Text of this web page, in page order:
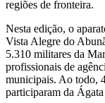
regiões de fronteira.
Nesta edição, o
Vista Alegre do
5.310 militares da
profissionais de
municipais. Ao todo,
participaram da